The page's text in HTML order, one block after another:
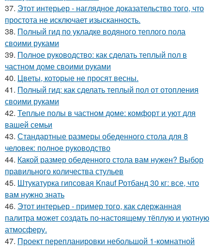
37. Этот интерьер - наглядное доказательство того, что
простота не исключает изысканность.
38. Полный гид по укладке водяного теплого пола
своими руками
39. Полное руководство: как сделать теплый пол в
частном доме своими руками
40. Цветы, которые не просят весны.
41. Полный гид: как сделать теплый пол от отопления
своими руками
42. Теплые полы в частном доме: комфорт и уют для
вашей семьи
43. Стандартные размеры обеденного стола для 8
человек: полное руководство
44. Какой размер обеденного стола вам нужен? Выбор
правильного количества стульев
45. Штукатурка гипсовая Knauf Ротбанд 30 кг: все, что
вам нужно знать
46. Этот интерьер - пример того, как сдержанная
палитра может создать по-настоящему тёплую и уютную
атмосферу.
47. Проект перепланировки небольшой 1-комнатной